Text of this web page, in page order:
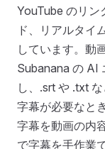
YouTube のリン
ド、リアルタイ
しています。動
Subanana の AI
し、.srt や .txt
字幕が必要なと
字幕を動画の内
で字幕を手作業